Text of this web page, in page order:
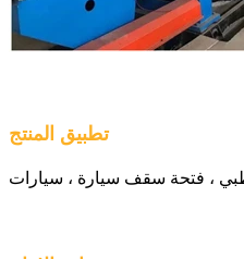
تطبيق المنتج